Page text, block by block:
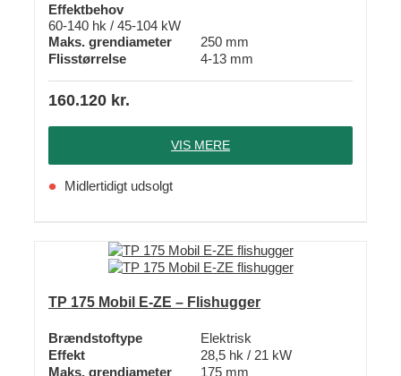
Effektbehov
60-140 hk / 45-104 kW
Maks. grendiameter
250 mm
Flisstørrelse
4-13 mm
160.120 kr.
VIS MERE
Midlertidigt udsolgt
TP 175 Mobil E-ZE – Flishugger
Brændstoftype
Elektrisk
Effekt
28,5 hk / 21 kW
Maks. grendiameter
175 mm